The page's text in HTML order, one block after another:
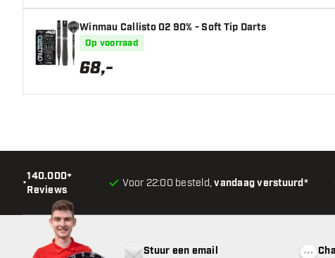
Gewicht
Barrel dikte (MM)
Barrel lengte (MM)
Winmau Callisto 02 90% - Soft Tip Darts
Op voorraad
68,-
•
140.000+
Reviews
Voor 22:00 besteld,vandaag verstuurd*
Stuur een email